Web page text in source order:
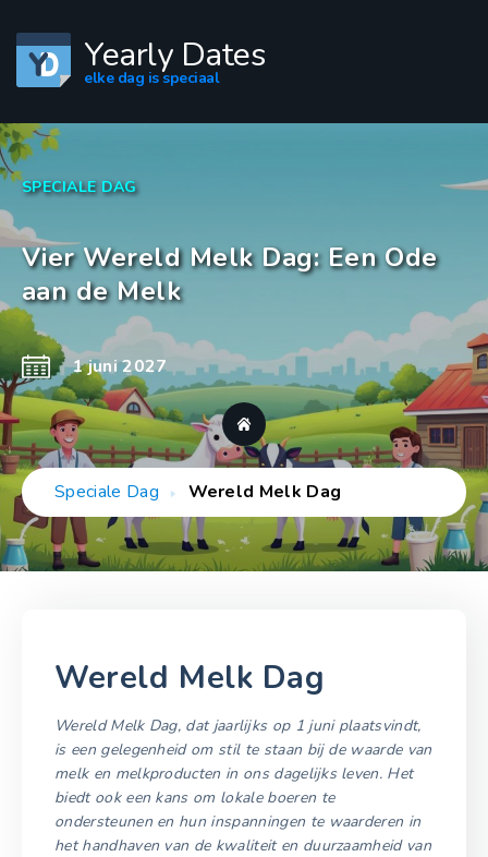
Yearly Dates
elke dag is speciaal
SPECIALE DAG
Vier Wereld Melk Dag: Een Ode
aan de Melk
1 juni 2027
Speciale Dag Wereld Melk Dag
Wereld Melk Dag
Wereld Melk Dag, dat jaarlijks op 1 juni plaatsvindt,
is een gelegenheid om stil te staan bij de waarde van
melk en melkproducten in ons dagelijks leven. Het
biedt ook een kans om lokale boeren te
ondersteunen en hun inspanningen te waarderen in
het handhaven van de kwaliteit en duurzaamheid van